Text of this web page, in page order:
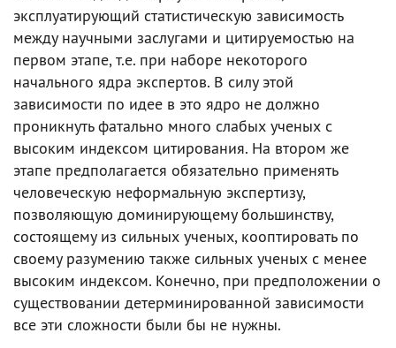
эксплуатирующий статистическую зависимость
между научными заслугами и цитируемостью на
первом этапе, т.е. при наборе некоторого
начального ядра экспертов. В силу этой
зависимости по идее в это ядро не должно
проникнуть фатально много слабых ученых с
высоким индексом цитирования. На втором же
этапе предполагается обязательно применять
человеческую неформальную экспертизу,
позволяющую доминирующему большинству,
состоящему из сильных ученых, кооптировать по
своему разумению также сильных ученых с менее
высоким индексом. Конечно, при предположении о
существовании детерминированной зависимости
все эти сложности были бы не нужны.